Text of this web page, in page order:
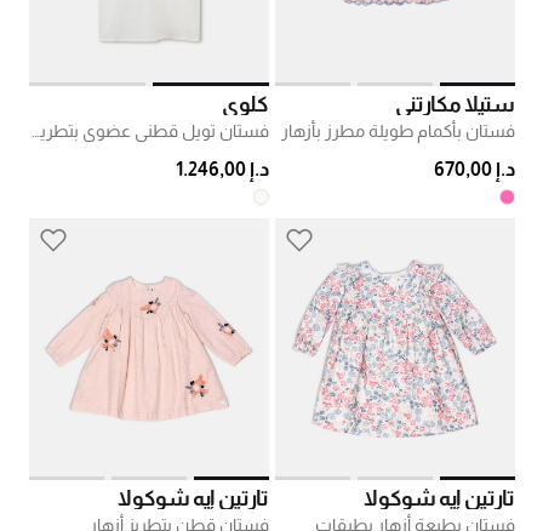
ستيلا مكارتني
فستان بأكمام طويلة مطرز بأزهار
د.إ 670,00
كلوي
د.إ 1.246,00
تارتين إيه شوكولا
فستان بطبعة أزهار بطبقات
تارتين إيه شوكولا
فستان قطن بتطريز أزهار